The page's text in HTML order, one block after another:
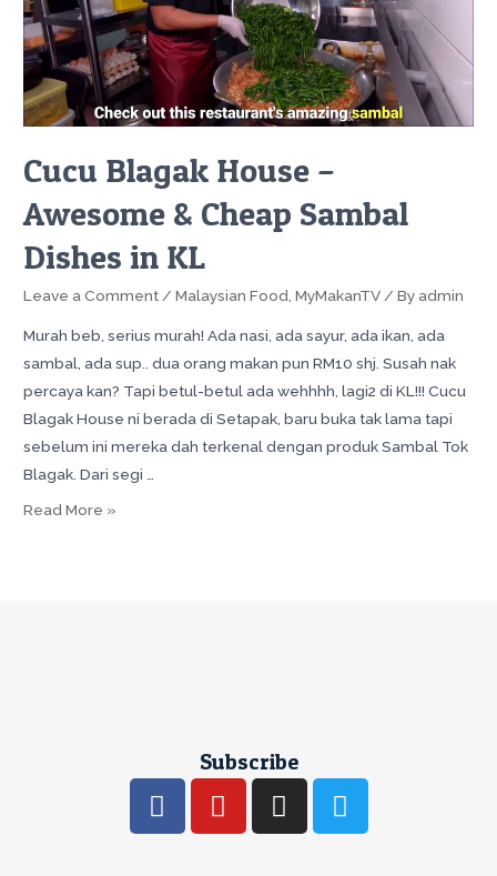
Cucu Blagak House –
Awesome & Cheap Sambal
Dishes in KL
Leave a Comment/Malaysian Food,MyMakanTV/ By admin
Murah beb, serius murah! Ada nasi, ada sayur, ada ikan, ada
sambal, ada sup.. dua orang makan pun RM10 shj. Susah nak
percaya kan? Tapi betul-betul ada wehhhh, lagi2 di KL!!! Cucu
Blagak House ni berada di Setapak, baru buka tak lama tapi
sebelum ini mereka dah terkenal dengan produk Sambal Tok
Blagak. Dari segi …
Read More »
Subscribe